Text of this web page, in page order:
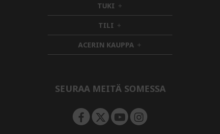
d
d
e
n
TUKI h
i
d
d
e
n
TILI h
i
d
d
ACERIN KAUPPA h
i
e
SEURAA MEITÄ SOMESSA